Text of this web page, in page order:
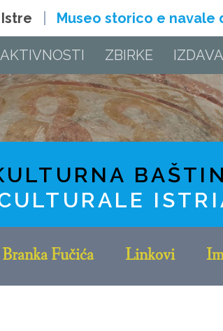
Museo storico e navale
AKTIVNOSTI ZBIRKE
Fučića Linkovi